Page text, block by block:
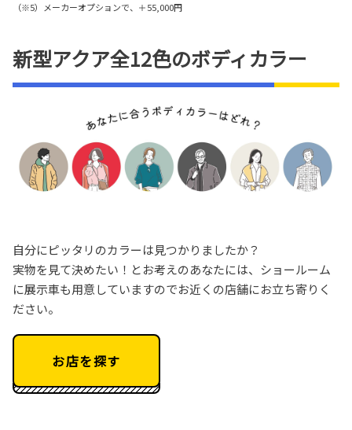
（※5）メーカーオプションで、＋55,000円
新型アクア全12色のボディカラー
自分にピッタリのカラーは見つかりましたか？
実物を見て決めたい！とお考えのあなたには、ショールーム
に展示車も用意していますのでお近くの店舗にお立ち寄りく
ださい。
お店を探す